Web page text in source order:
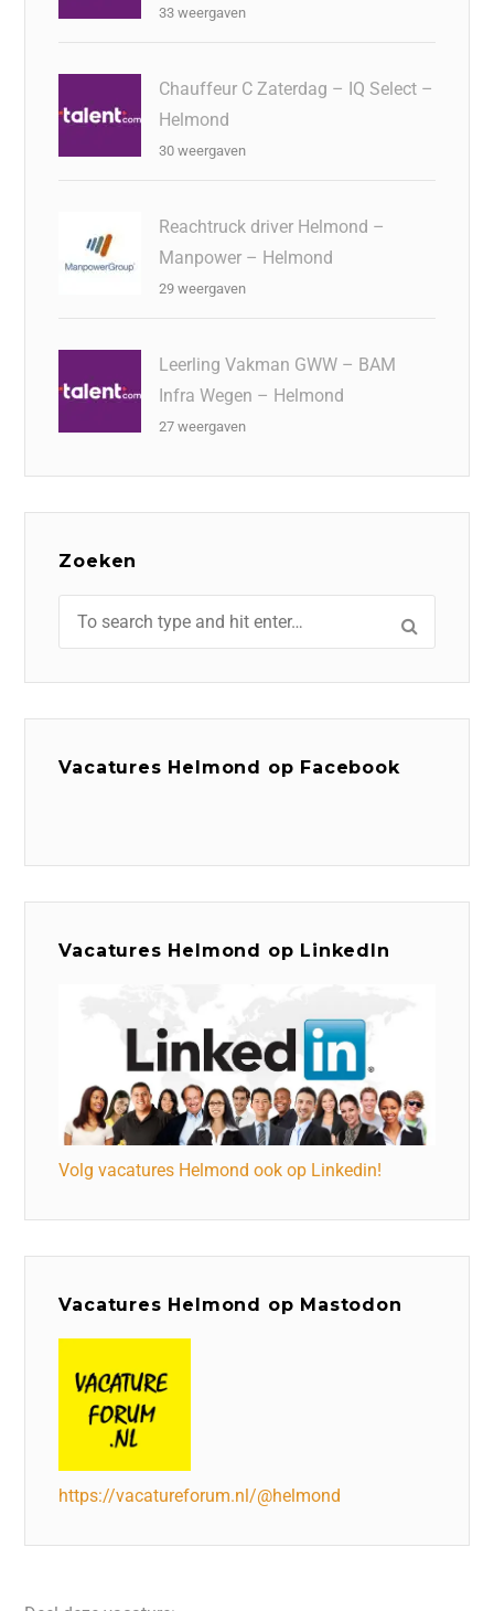
33 weergaven
Chauffeur C Zaterdag – IQ Select –
Helmond
30 weergaven
Reachtruck driver Helmond –
Manpower – Helmond
29 weergaven
Leerling Vakman GWW – BAM
Infra Wegen – Helmond
27 weergaven
Zoeken
Vacatures Helmond op Facebook
Vacatures Helmond op LinkedIn
Volg vacatures Helmond ook op Linkedin!
Vacatures Helmond op Mastodon
https://vacatureforum.nl/@helmond